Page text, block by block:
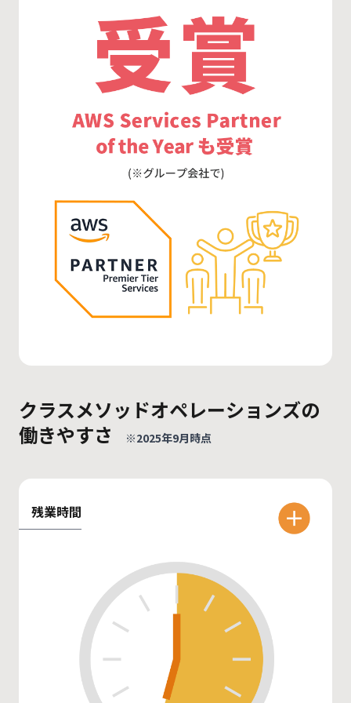
クラスメソッドオペレーションズの
働きやすさ
※2025年9月時点
残業時間